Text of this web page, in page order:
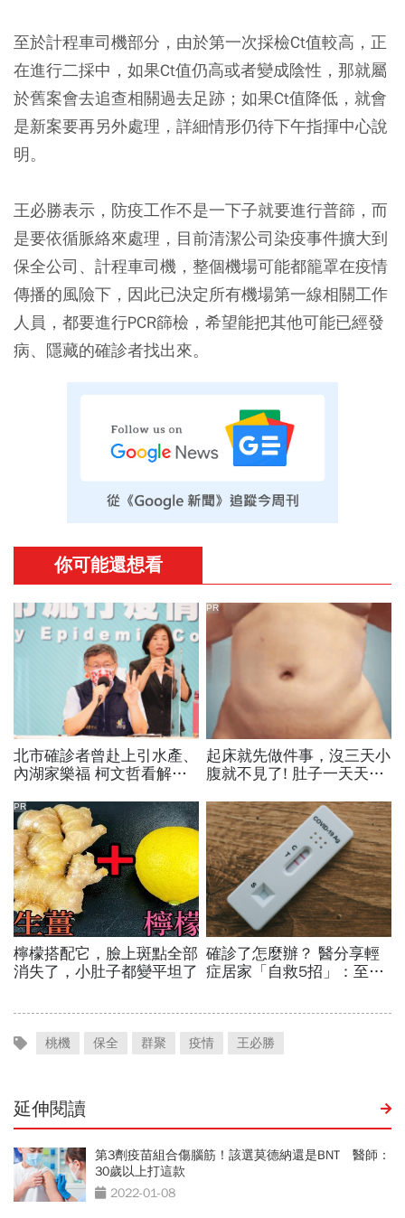
至於計程車司機部分，由於第一次採檢Ct值較高，正
在進行二採中，如果Ct值仍高或者變成陰性，那就屬
於舊案會去追查相關過去足跡；如果Ct值降低，就會
是新案要再另外處理，詳細情形仍待下午指揮中心說
明。
王必勝表示，防疫工作不是一下子就要進行普篩，而
是要依循脈絡來處理，目前清潔公司染疫事件擴大到
保全公司、計程車司機，整個機場可能都籠罩在疫情
傳播的風險下，因此已決定所有機場第一線相關工作
人員，都要進行PCR篩檢，希望能把其他可能已經發
病、隱藏的確診者找出來。
桃機 保全 群聚 疫情 王必勝
延伸閱讀
第3劑疫苗組合傷腦筋！該選莫德納還是BNT 醫師：
30歲以上打這款
2022-01-08